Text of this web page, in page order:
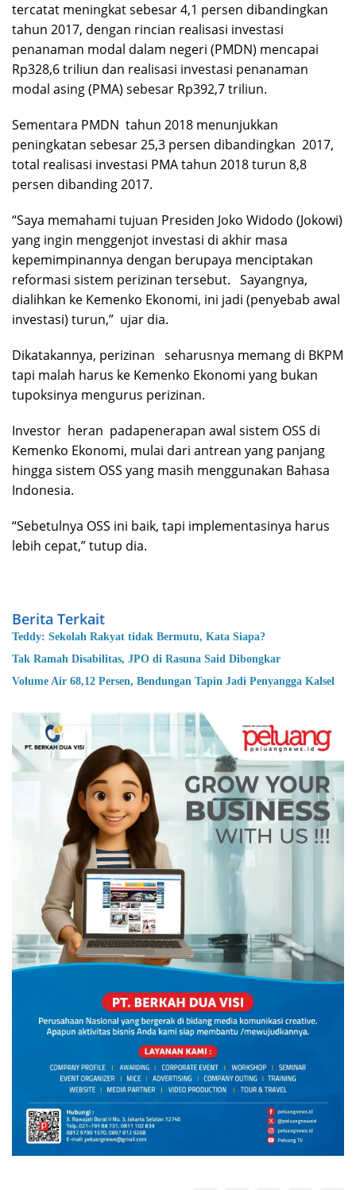
tercatat meningkat sebesar 4,1 persen dibandingkan
tahun 2017, dengan rincian realisasi investasi
penanaman modal dalam negeri (PMDN) mencapai
Rp328,6 triliun dan realisasi investasi penanaman
modal asing (PMA) sebesar Rp392,7 triliun.
Sementara PMDN tahun 2018 menunjukkan
peningkatan sebesar 25,3 persen dibandingkan 2017,
total realisasi investasi PMA tahun 2018 turun 8,8
persen dibanding 2017.
“Saya memahami tujuan Presiden Joko Widodo (Jokowi)
yang ingin menggenjot investasi di akhir masa
kepemimpinannya dengan berupaya menciptakan
reformasi sistem perizinan tersebut. Sayangnya,
dialihkan ke Kemenko Ekonomi, ini jadi (penyebab awal
investasi) turun,” ujar dia.
Dikatakannya, perizinan seharusnya memang di BKPM
tapi malah harus ke Kemenko Ekonomi yang bukan
tupoksinya mengurus perizinan.
Investor heran padapenerapan awal sistem OSS di
Kemenko Ekonomi, mulai dari antrean yang panjang
hingga sistem OSS yang masih menggunakan Bahasa
Indonesia.
“Sebetulnya OSS ini baik, tapi implementasinya harus
lebih cepat,” tutup dia.
Berita Terkait
Teddy: Sekolah Rakyat tidak Bermutu, Kata Siapa?
Tak Ramah Disabilitas, JPO di Rasuna Said Dibongkar
Volume Air 68,12 Persen, Bendungan Tapin Jadi Penyangga Kalsel